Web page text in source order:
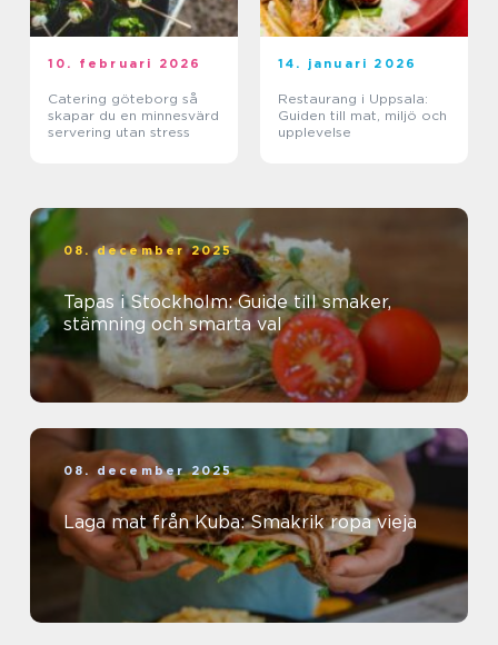
10. februari 2026
Catering göteborg så
skapar du en minnesvärd
servering utan stress
14. januari 2026
Restaurang i Uppsala:
Guiden till mat, miljö och
upplevelse
08. december 2025
Tapas i Stockholm: Guide till smaker,
stämning och smarta val
08. december 2025
Laga mat från Kuba: Smakrik ropa vieja